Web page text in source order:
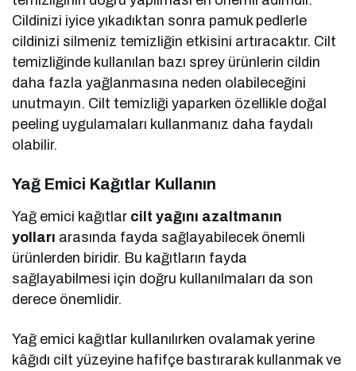
Cildinizi iyice yıkadıktan sonra pamuk pedlerle
cildinizi silmeniz temizliğin etkisini artıracaktır. Cilt
temizliğinde kullanılan bazı sprey ürünlerin cildin
daha fazla yağlanmasına neden olabileceğini
unutmayın. Cilt temizliği yaparken özellikle doğal
peeling uygulamaları kullanmanız daha faydalı
olabilir.
Yağ Emici Kağıtlar Kullanın
Yağ emici kağıtlar cilt yağını azaltmanın
yolları arasında fayda sağlayabilecek önemli
ürünlerden biridir. Bu kağıtların fayda
sağlayabilmesi için doğru kullanılmaları da son
derece önemlidir.
Yağ emici kağıtlar kullanılırken ovalamak yerine
kâğıdı cilt yüzeyine hafifçe bastırarak kullanmak ve